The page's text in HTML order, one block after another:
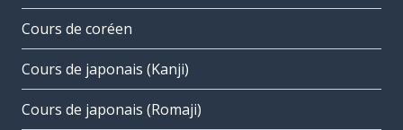
Cours de coréen
Cours de japonais (Kanji)
Cours de japonais (Romaji)